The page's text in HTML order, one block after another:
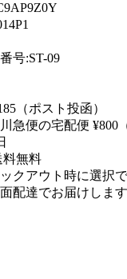
号:ST-09
（ポスト投函）
急便の宅配便 ¥800
料無料
クアウト時に選択
配達でお届けします